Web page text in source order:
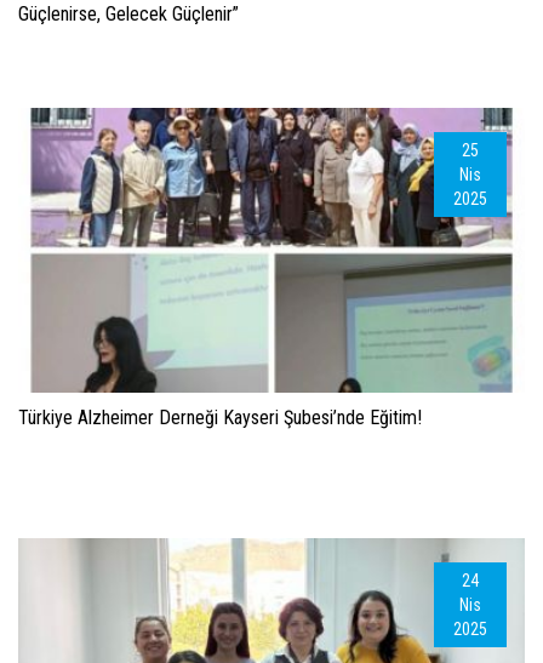
Güçlenirse, Gelecek Güçlenir”
25
Nis
2025
Türkiye Alzheimer Derneği Kayseri Şubesi’nde Eğitim!
24
Nis
2025